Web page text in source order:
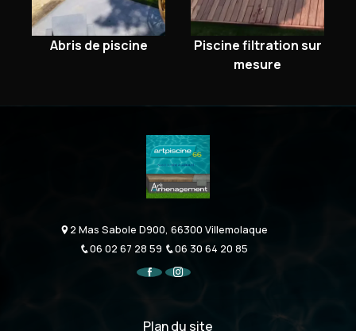
Abris de piscine
Piscine filtration sur
mesure
2 Mas Sabole D900, 66300 Villemolaque
06 02 67 28 59
06 30 64 20 85
Plan du site